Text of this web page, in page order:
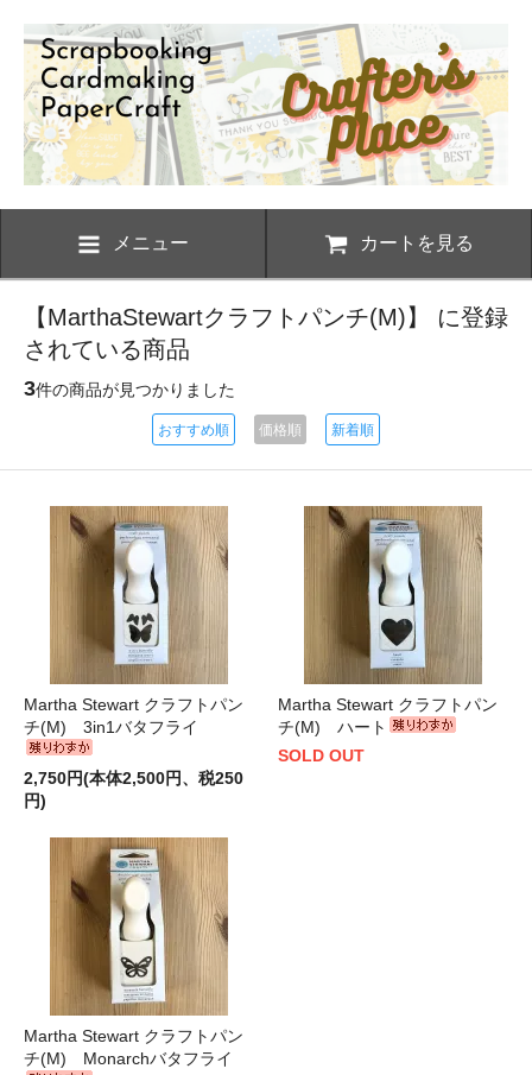
メニュー カートを見る
【MarthaStewartクラフトパンチ(M)】 に登録
されている商品
3件の商品が見つかりました
おすすめ順 価格順 新着順
Martha Stewart クラフトパン
チ(M) 3in1バタフライ
2,750円(本体2,500円、税250
円)
Martha Stewart クラフトパン
チ(M) ハート
SOLD OUT
Martha Stewart クラフトパン
チ(M) Monarchバタフライ